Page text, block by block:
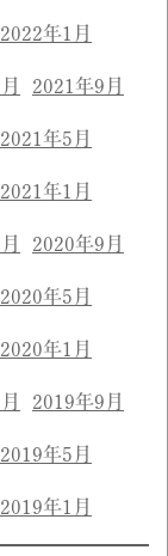
2022年1月
2021年9月
2021年5月
2021年1月
2020年9月
2020年5月
2020年1月
2019年9月
2019年5月
2019年1月